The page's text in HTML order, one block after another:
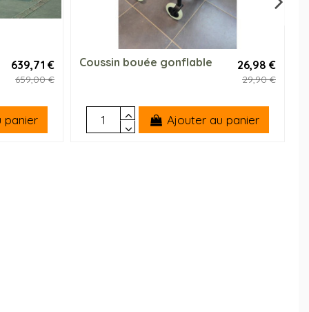
639,71 €
659,00 €
panier
Coussin bouée gonflable 26,98 €
29,90 €
Ajouter au panier